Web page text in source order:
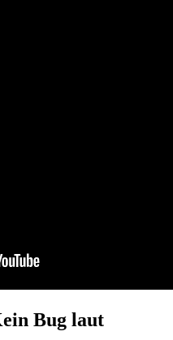
Bug laut